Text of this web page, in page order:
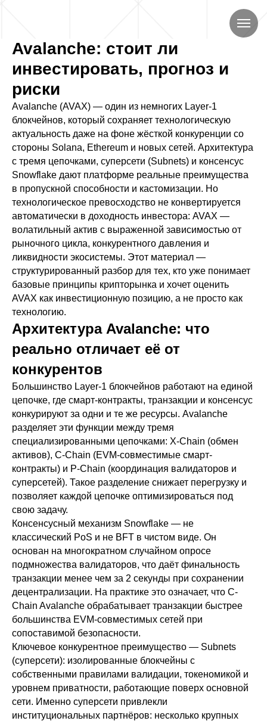
Avalanche: стоит ли
инвестировать, прогноз и
риски
Avalanche (AVAX) — один из немногих Layer-1
блокчейнов, который сохраняет технологическую
актуальность даже на фоне жёсткой конкуренции со
стороны Solana, Ethereum и новых сетей. Архитектура
с тремя цепочками, суперсети (Subnets) и консенсус
Snowflake дают платформе реальные преимущества
в пропускной способности и кастомизации. Но
технологическое превосходство не конвертируется
автоматически в доходность инвестора: AVAX —
волатильный актив с выраженной зависимостью от
рыночного цикла, конкурентного давления и
ликвидности экосистемы. Этот материал —
структурированный разбор для тех, кто уже понимает
базовые принципы крипторынка и хочет оценить
AVAX как инвестиционную позицию, а не просто как
технологию.
Архитектура Avalanche: что
реально отличает её от
конкурентов
Большинство Layer-1 блокчейнов работают на единой
цепочке, где смарт-контракты, транзакции и консенсус
конкурируют за одни и те же ресурсы. Avalanche
разделяет эти функции между тремя
специализированными цепочками: X-Chain (обмен
активов), C-Chain (EVM-совместимые смарт-
контракты) и P-Chain (координация валидаторов и
суперсетей). Такое разделение снижает перегрузку и
позволяет каждой цепочке оптимизироваться под
свою задачу.
Консенсусный механизм Snowflake — не
классический PoS и не BFT в чистом виде. Он
основан на многократном случайном опросе
подмножества валидаторов, что даёт финальность
транзакции менее чем за 2 секунды при сохранении
децентрализации. На практике это означает, что C-
Chain Avalanche обрабатывает транзакции быстрее
большинства EVM-совместимых сетей при
сопоставимой безопасности.
Ключевое конкурентное преимущество — Subnets
(суперсети): изолированные блокчейны с
собственными правилами валидации, токеномикой и
уровнем приватности, работающие поверх основной
сети. Именно суперсети привлекли
институциональных партнёров: несколько крупных